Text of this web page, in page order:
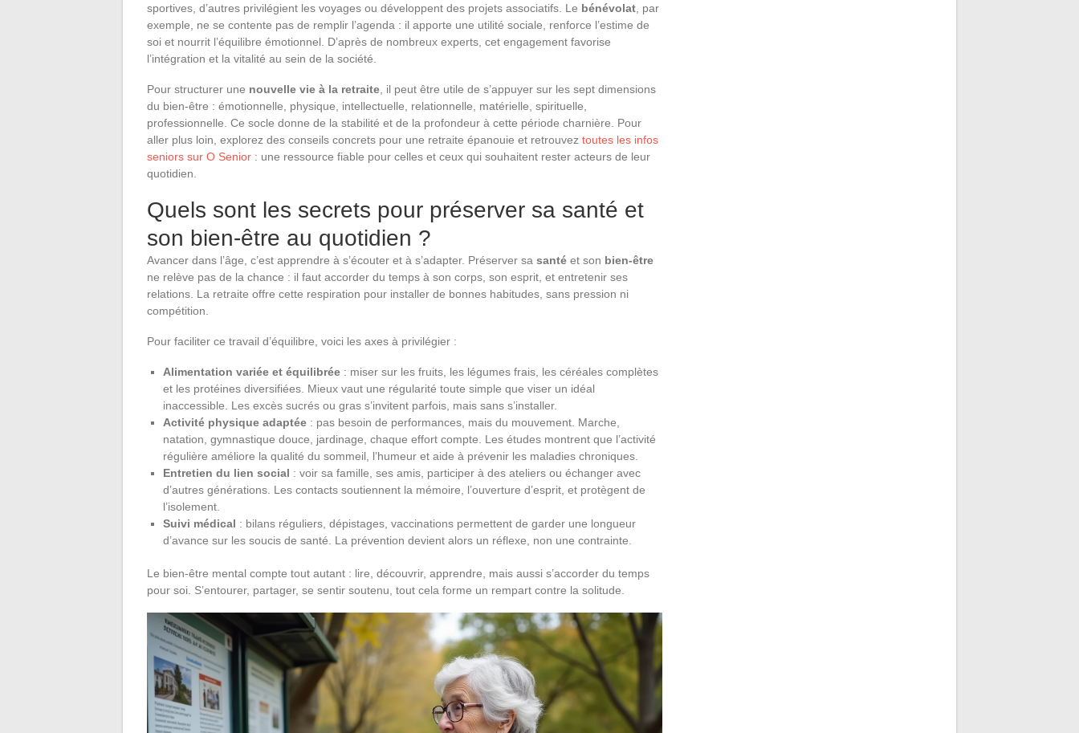
sportives, d’autres privilégient les voyages ou développent des projets associatifs. Le bénévolat , par
exemple, ne se contente pas de remplir l’agenda : il apporte une utilité sociale, renforce l’estime de
soi et nourrit l’équilibre émotionnel. D’après de nombreux experts, cet engagement favorise
l’intégration et la vitalité au sein de la société.
Pour structurer une nouvelle vie à la retraite , il peut être utile de s’appuyer sur les sept dimensions
du bien-être : émotionnelle, physique, intellectuelle, relationnelle, matérielle, spirituelle,
professionnelle. Ce socle donne de la stabilité et de la profondeur à cette période charnière. Pour
aller plus loin, explorez des conseils concrets pour une retraite épanouie et retrouvez toutes les infos
seniors sur O Senior : une ressource fiable pour celles et ceux qui souhaitent rester acteurs de leur
quotidien.
Quels sont les secrets pour préserver sa santé et
son bien-être au quotidien ?
Avancer dans l’âge, c’est apprendre à s’écouter et à s’adapter. Préserver sa santé et son bien-être
ne relève pas de la chance : il faut accorder du temps à son corps, son esprit, et entretenir ses
relations. La retraite offre cette respiration pour installer de bonnes habitudes, sans pression ni
compétition.
Pour faciliter ce travail d’équilibre, voici les axes à privilégier :
Alimentation variée et équilibrée : miser sur les fruits, les légumes frais, les céréales complètes
et les protéines diversifiées. Mieux vaut une régularité toute simple que viser un idéal
inaccessible. Les excès sucrés ou gras s’invitent parfois, mais sans s’installer.
Activité physique adaptée : pas besoin de performances, mais du mouvement. Marche,
natation, gymnastique douce, jardinage, chaque effort compte. Les études montrent que l’activité
régulière améliore la qualité du sommeil, l’humeur et aide à prévenir les maladies chroniques.
Entretien du lien social : voir sa famille, ses amis, participer à des ateliers ou échanger avec
d’autres générations. Les contacts soutiennent la mémoire, l’ouverture d’esprit, et protègent de
l’isolement.
Suivi médical : bilans réguliers, dépistages, vaccinations permettent de garder une longueur
d’avance sur les soucis de santé. La prévention devient alors un réflexe, non une contrainte.
Le bien-être mental compte tout autant : lire, découvrir, apprendre, mais aussi s’accorder du temps
pour soi. S’entourer, partager, se sentir soutenu, tout cela forme un rempart contre la solitude.